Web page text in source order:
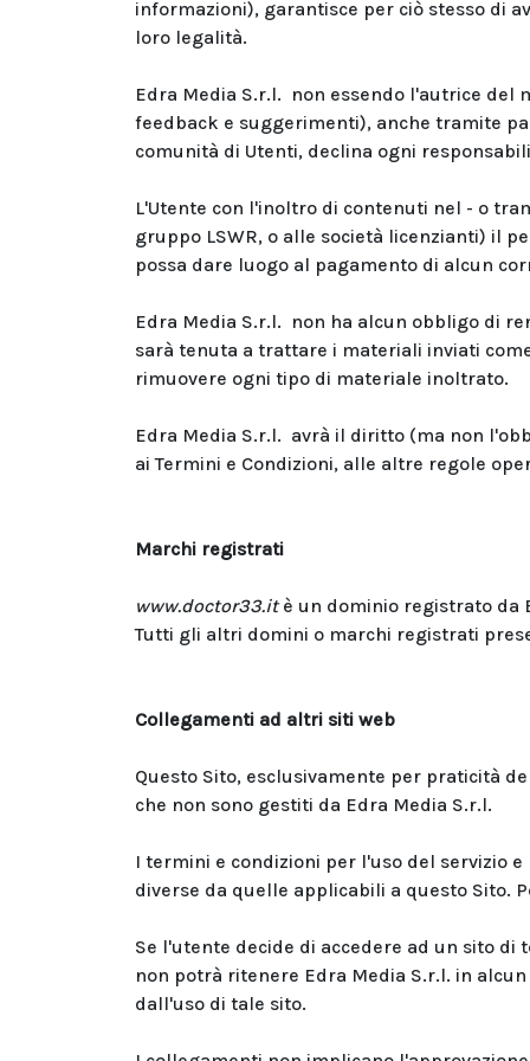
informazioni), garantisce per ciò stesso di
loro legalità.
Edra Media S.r.l. non essendo l'autrice
feedback e suggerimenti), anche tramite
comunità di Utenti, declina ogni
L'Utente con l'inoltro di contenuti nel - o
gruppo LSWR, o alle società licenzianti) il
possa dare luogo al pagamento di alcun
Edra Media S.r.l. non ha alcun obbligo di
sarà tenuta a trattare i materiali inviati
rimuovere ogni tipo di materiale inoltrato.
Edra Media S.r.l. avrà il diritto (ma non
ai Termini e Condizioni, alle altre regole
Marchi registrati
www.doctor33.itè un dominio registrato da
Tutti gli altri domini o marchi registrati
Collegamenti ad altri siti web
Questo Sito, esclusivamente per praticità
che non sono gestiti da Edra Media S.r.l.
I termini e condizioni per l'uso del servizio
diverse da quelle applicabili a questo Sito.
Se l'utente decide di accedere ad un sito
non potrà ritenere Edra Media S.r.l. in
dall'uso di tale sito.